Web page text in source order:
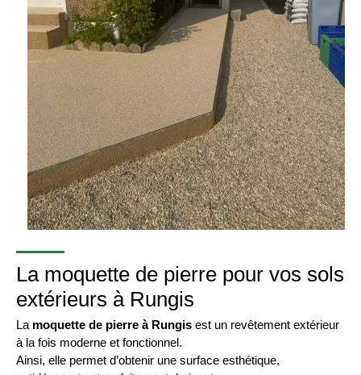
La moquette de pierre pour vos sols
extérieurs à Rungis
La moquette de pierre à Rungis est un revêtement extérieur
à la fois moderne et fonctionnel.
Ainsi, elle permet d’obtenir une surface esthétique,